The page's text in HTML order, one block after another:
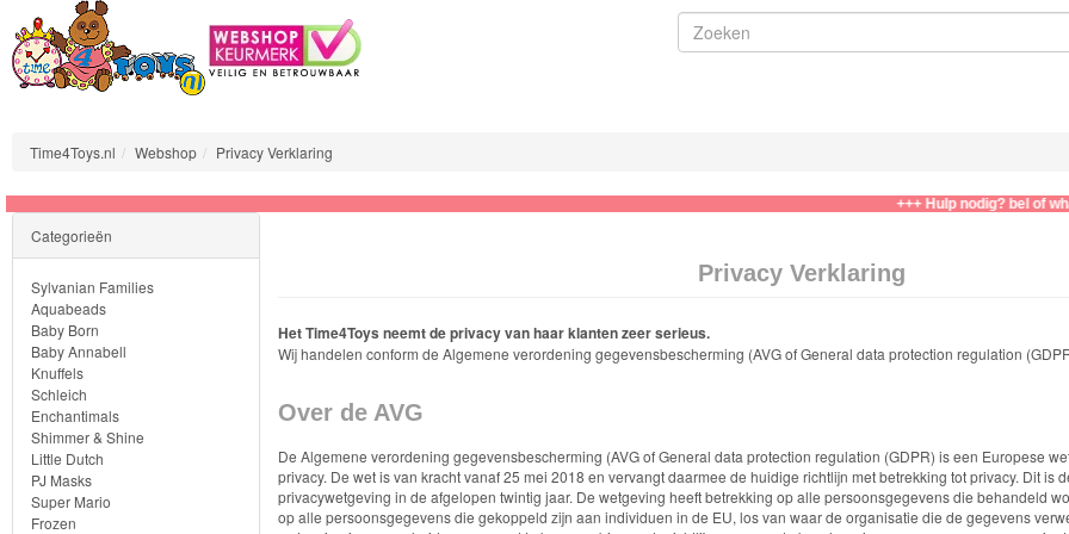
Sylvanian
Families
Aquabeads
Baby
Born
Baby
Annabell
Time4Toys.nl Webshop Privacy Verklaring
+++ Hulp nodig? bel of whatsapp naar 06-
Privacy Verklaring
Het Time4Toys neemt de privacy van haar klanten zeer serieus.
Wij handelen conform de Algemene verordening gegevensbescherming (AVG of General data protection regulation
Over de AVG
De Algemene verordening gegevensbescherming (AVG of General data protection regulation (GDPR) is een Europese
privacy. De wet is van kracht vanaf 25 mei 2018 en vervangt daarmee de huidige richtlijn met betrekking tot privacy. Dit is
privacywetgeving in de afgelopen twintig jaar. De wetgeving heeft betrekking op alle persoonsgegevens die behandeld
op alle persoonsgegevens die gekoppeld zijn aan individuen in de EU, los van waar de organisatie die de gegevens
Categorieën
Sylvanian Families
Aquabeads
Baby Born
Baby Annabell
Knuffels
Schleich
Enchantimals
Shimmer & Shine
Little Dutch
PJ Masks
Super Mario
Frozen